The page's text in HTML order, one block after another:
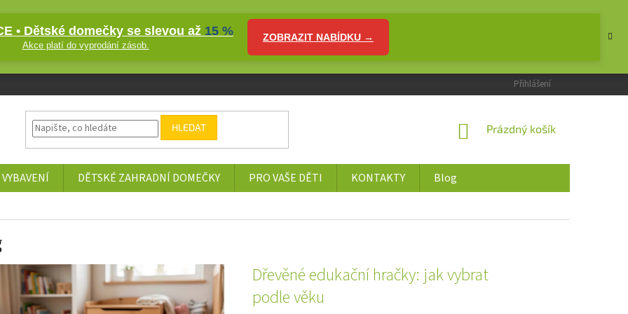
• Dětské domečky se slevou až 15 %
Akce platí do vyprodání zásob.
ZOBRAZIT NABÍDKU →
Přihlášení
HLEDAT
NÁKUPNÍ
Prázdný košík
DĚTSKÉ ZAHRADNÍ DOMEČKY PRO VAŠE DĚTI KONTAKTY Blog
Dřevěné edukační hračky: jak vybrat
podle věku